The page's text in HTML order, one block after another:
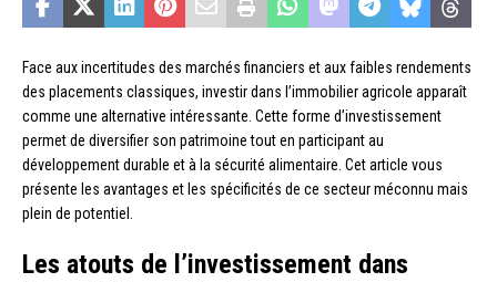
Face aux incertitudes des marchés financiers et aux faibles rendements
des placements classiques, investir dans l’immobilier agricole apparaît
comme une alternative intéressante. Cette forme d’investissement
permet de diversifier son patrimoine tout en participant au
développement durable et à la sécurité alimentaire. Cet article vous
présente les avantages et les spécificités de ce secteur méconnu mais
plein de potentiel.
Les atouts de l’investissement dans